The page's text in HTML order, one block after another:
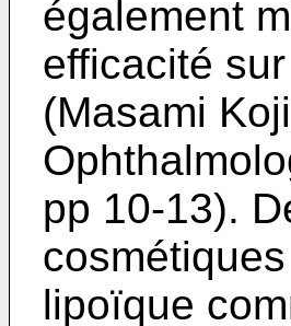
également
efficacité
(Masami
pp 10-13).
lipoïque